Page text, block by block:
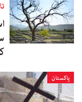
پاکستان